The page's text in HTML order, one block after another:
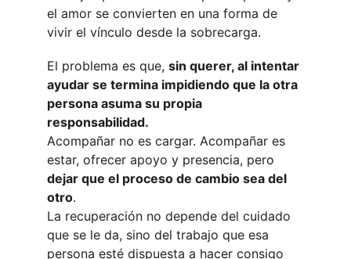
el amor se convierten en una forma de
vivir el vínculo desde la sobrecarga.
El problema es que, sin querer, al intentar
ayudar se termina impidiendo que la otra
persona asuma su propia
responsabilidad.
Acompañar no es cargar. Acompañar es
estar, ofrecer apoyo y presencia, pero
dejar que el proceso de cambio sea del
otro.
La recuperación no depende del cuidado
que se le da, sino del trabajo que esa
persona esté dispuesta a hacer consigo